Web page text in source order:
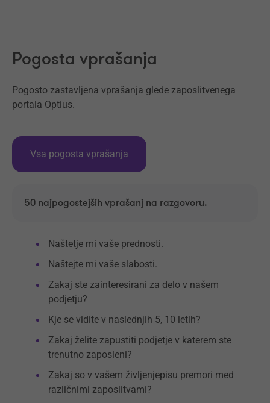
Pogosta vprašanja
Pogosto zastavljena vprašanja glede zaposlitvenega
portala Optius.
Vsa pogosta vprašanja
50 najpogostejših vprašanj na razgovoru.
Naštetje mi vaše prednosti.
Naštejte mi vaše slabosti.
Zakaj ste zainteresirani za delo v našem
podjetju?
Kje se vidite v naslednjih 5, 10 letih?
Zakaj želite zapustiti podjetje v katerem ste
trenutno zaposleni?
Zakaj so v vašem življenjepisu premori med
različnimi zaposlitvami?